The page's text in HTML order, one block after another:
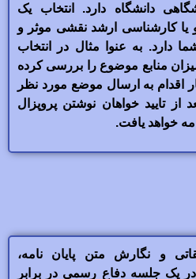
دانشگاه دارد. انتخاب یک
یا کارشناسی ارشد نقشی موثر و
دارد. به عنوا مثال در انتخاب
منابع موضوع را بررسی کرده
اقدام به ارسال موضع مورد نظر
از تایید خواهان نوشتن پروپزال
خواهد یافت.
و نگارش متن پایان نامه،
در یک جلسه دفاع رسمی در برابر